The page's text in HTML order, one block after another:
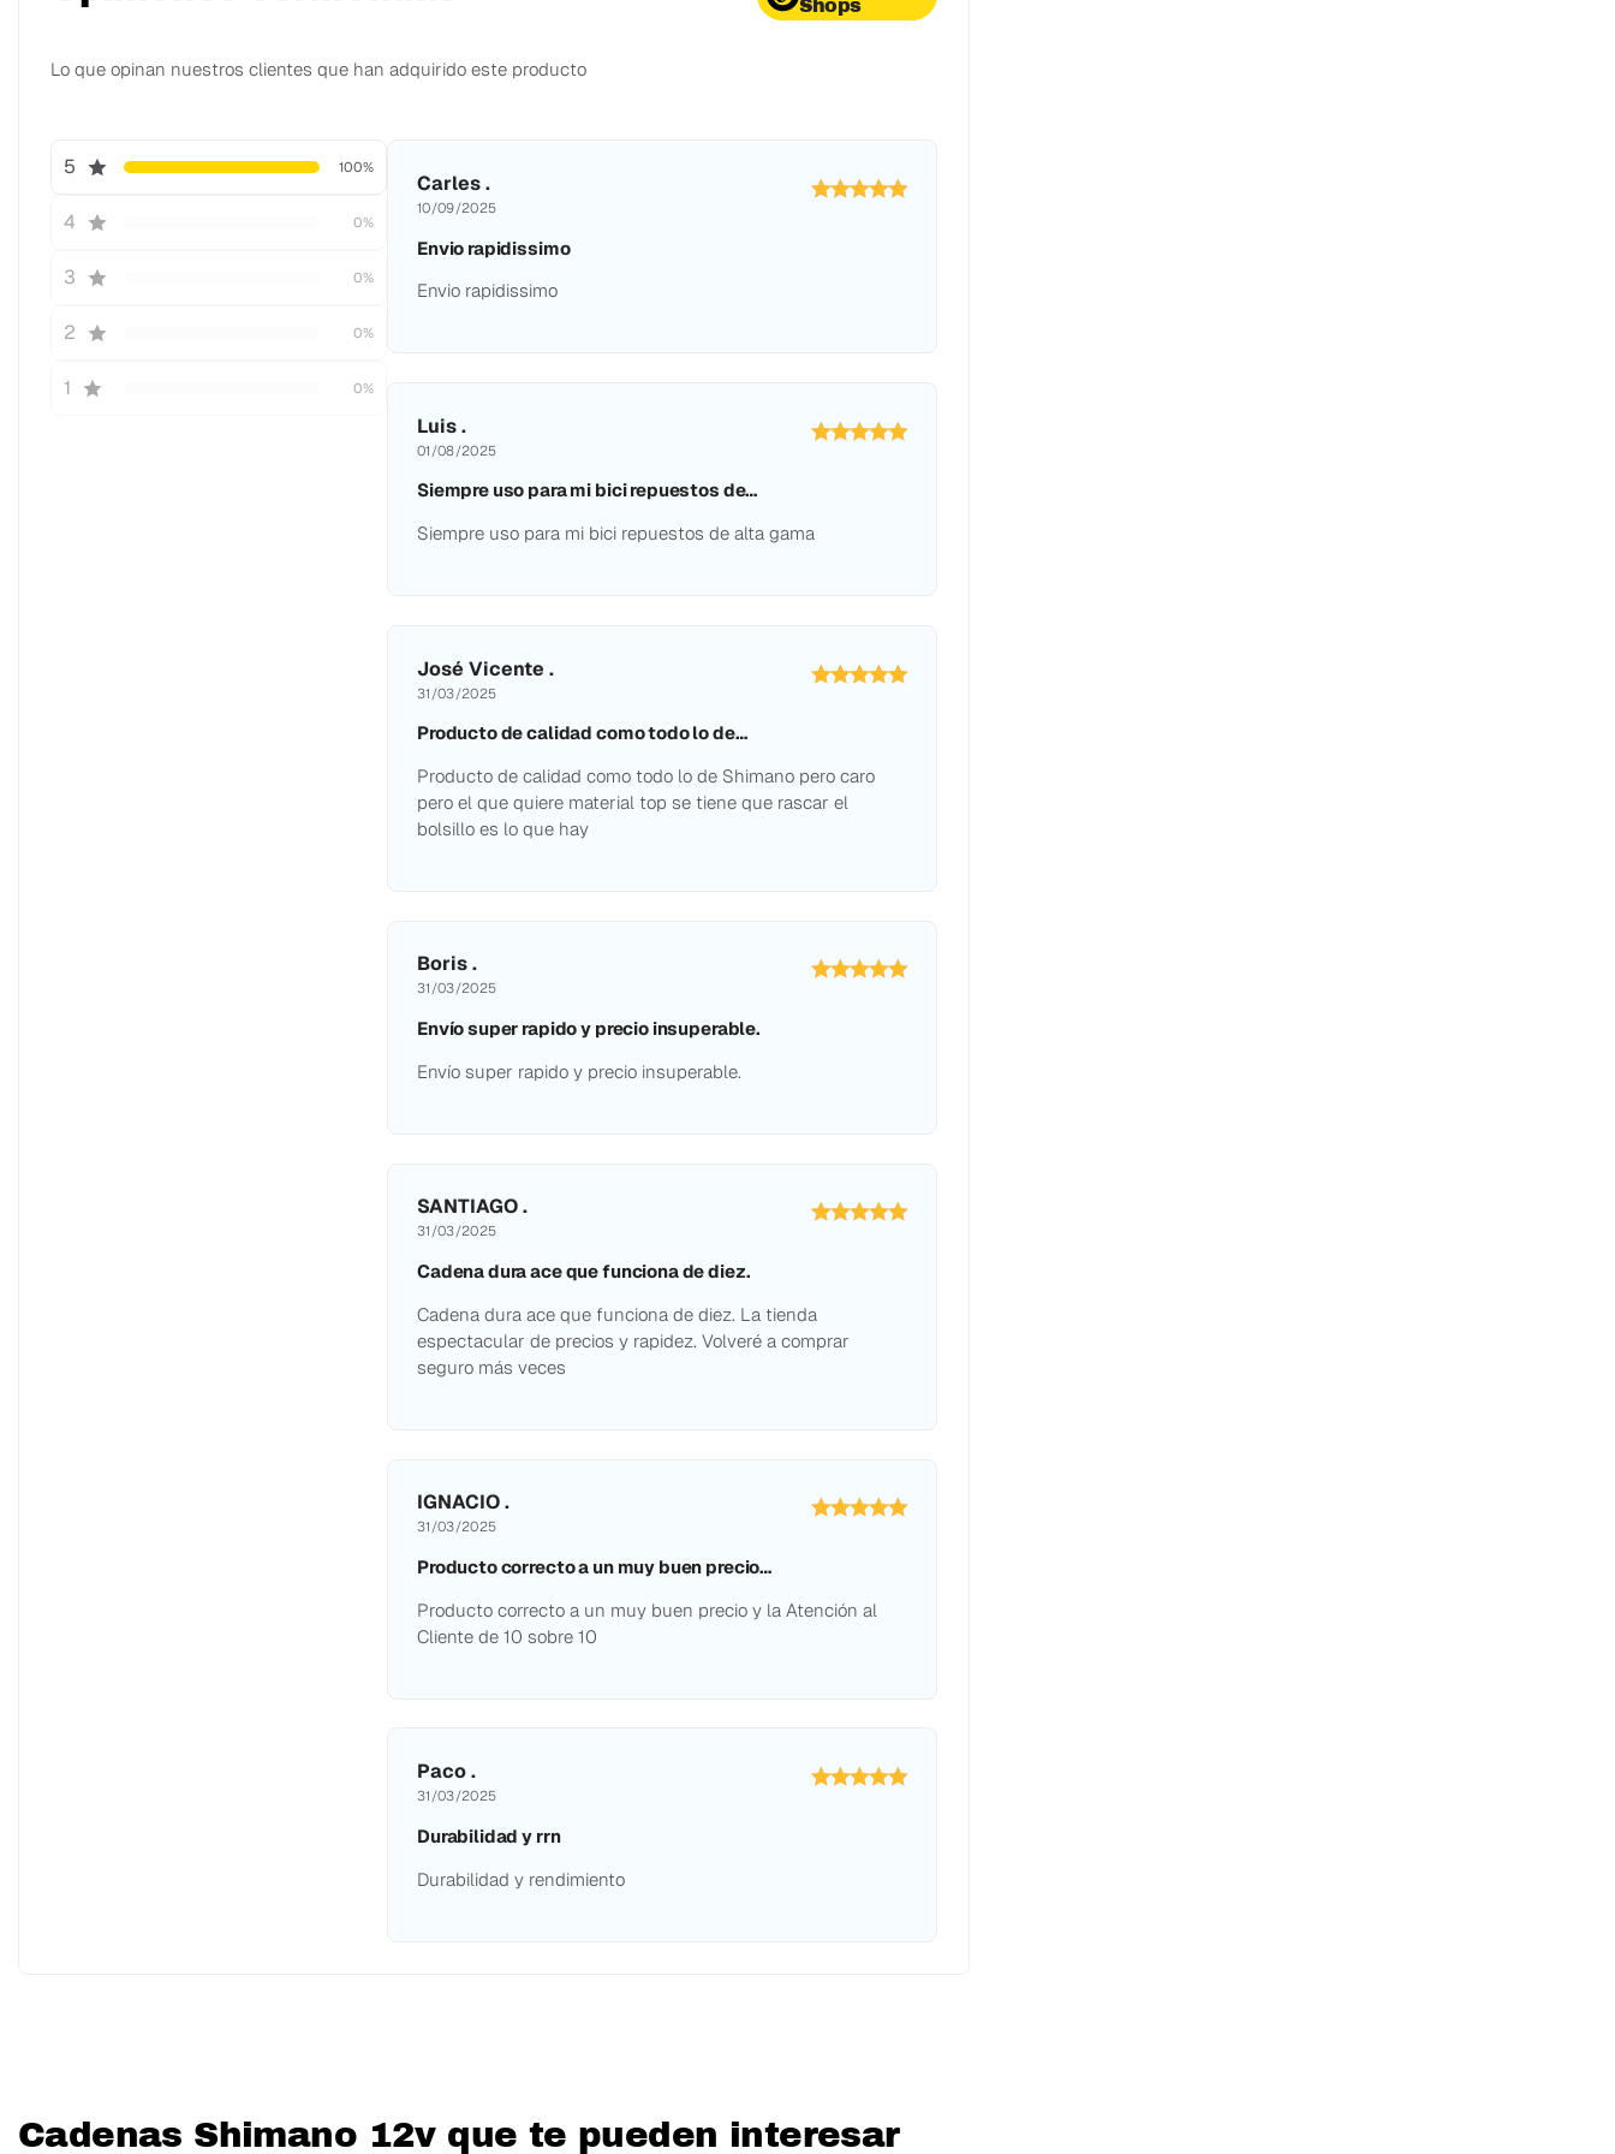
Shops
Lo que opinan nuestros clientes que han adquirido este producto
5 100%
4 0%
3 0%
2 0%
1 0%
Carles .
10/09/2025
Envio rapidissimo
Envio rapidissimo
Luis .
01/08/2025
Siempre uso para mi bici repuestos de…
Siempre uso para mi bici repuestos de alta gama
José Vicente .
31/03/2025
Producto de calidad como todo lo de…
Producto de calidad como todo lo de Shimano pero caro
pero el que quiere material top se tiene que rascar el
bolsillo es lo que hay
Boris .
31/03/2025
Envío super rapido y precio insuperable.
Envío super rapido y precio insuperable.
SANTIAGO .
31/03/2025
Cadena dura ace que funciona de diez.
Cadena dura ace que funciona de diez. La tienda
espectacular de precios y rapidez. Volveré a comprar
seguro más veces
IGNACIO .
31/03/2025
Producto correcto a un muy buen precio…
Producto correcto a un muy buen precio y la Atención al
Cliente de 10 sobre 10
Paco .
31/03/2025
Durabilidad y rrn
Durabilidad y rendimiento
Cadenas Shimano 12v que te pueden interesar